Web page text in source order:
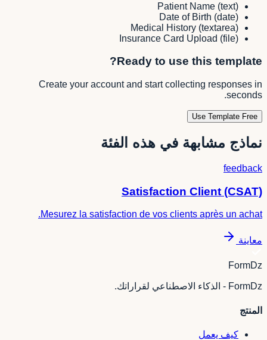
Patient Name (text)
Date of Birth (date)
Medical History (textarea)
Insurance Card Upload (file)
Ready to use this template?
Create your account and start collecting responses in
seconds.
Use Template Free
نماذج مشابهة في هذه الفئة
feedback
Satisfaction Client (CSAT)
Mesurez la satisfaction de vos clients après un achat.
معاينة
FormDz
FormDz - الذكاء الاصطناعي لقراراتك.
المنتج
كيف يعمل